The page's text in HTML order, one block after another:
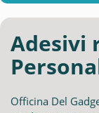
Adesivi
Officina Del